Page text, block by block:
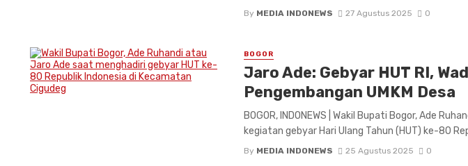
By MEDIA INDONEWS 27 Agustus 2025 0
BOGOR
Jaro Ade: Gebyar HUT RI,
Pengembangan UMKM Desa
BOGOR, INDONEWS | Wakil Bupati Bogor, Ade
kegiatan gebyar Hari Ulang Tahun (HUT) ke-80
By MEDIA INDONEWS 25 Agustus 2025 0